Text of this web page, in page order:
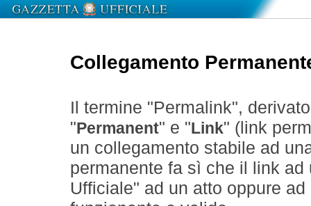
Collegamento
Il termine "Permalink",
" Permanent" e " Link" (link
un collegamento stabile ad
permanente fa sì che il link
Ufficiale" ad un atto oppure